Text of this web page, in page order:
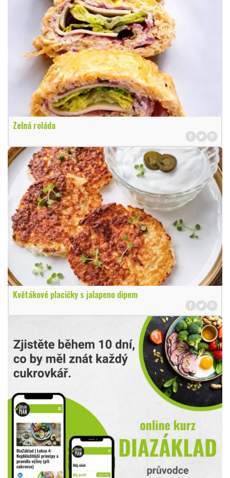
Zelná roláda
Květákové placičky s jalapeno dipem